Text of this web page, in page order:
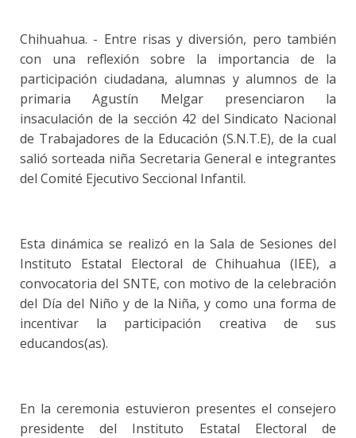
Chihuahua. - Entre risas y diversión, pero también
con una reflexión sobre la importancia de la
participación ciudadana, alumnas y alumnos de la
primaria Agustín Melgar presenciaron la
insaculación de la sección 42 del Sindicato Nacional
de Trabajadores de la Educación (S.N.T.E), de la cual
salió sorteada niña Secretaria General e integrantes
del Comité Ejecutivo Seccional Infantil.
Esta dinámica se realizó en la Sala de Sesiones del
Instituto Estatal Electoral de Chihuahua (IEE), a
convocatoria del SNTE, con motivo de la celebración
del Día del Niño y de la Niña, y como una forma de
incentivar la participación creativa de sus
educandos(as).
En la ceremonia estuvieron presentes el consejero
presidente del Instituto Estatal Electoral de